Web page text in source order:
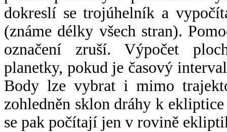
dokreslí se trojúhelník a
(známe délky všech stran).
označení zruší. Výpočet
planetky, pokud je časový
Body lze vybrat i mimo
zohledněn sklon dráhy k
se pak počítají jen v rovině